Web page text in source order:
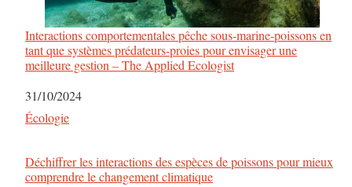
Interactions comportementales pêche sous-marine-poissons en
tant que systèmes prédateurs-proies pour envisager une
meilleure gestion – The Applied Ecologist
Date
31/10/2024
Par rapport à
Écologie
Déchiffrer les interactions des espèces de poissons pour mieux
comprendre le changement climatique